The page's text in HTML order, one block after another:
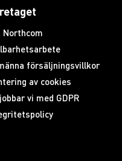
Northcom
försäljningsvillkor
av cookies
vi med GDPR